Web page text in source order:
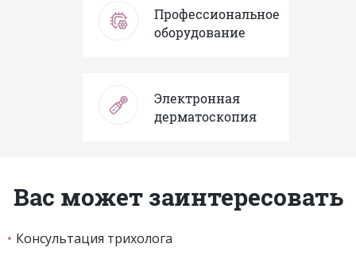
Профессиональное
оборудование
Электронная
дерматоскопия
Вас может заинтересовать
Консультация трихолога